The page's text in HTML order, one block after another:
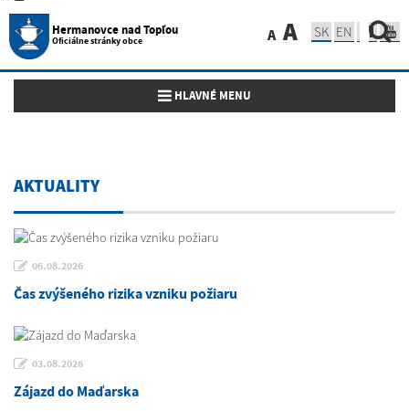
Hermanovce nad Topľou
Oficiálne stránky obce A A SK EN
Toggle navigation
HLAVNÉ MENU
AKTUALITY
06.08.2026
Čas zvýšeného rizika vzniku požiaru
03.08.2026
Zájazd do Maďarska